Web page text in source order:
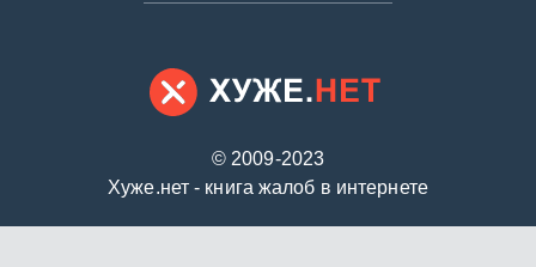
© 2009-2023
Хуже.нет - книга жалоб в интернете